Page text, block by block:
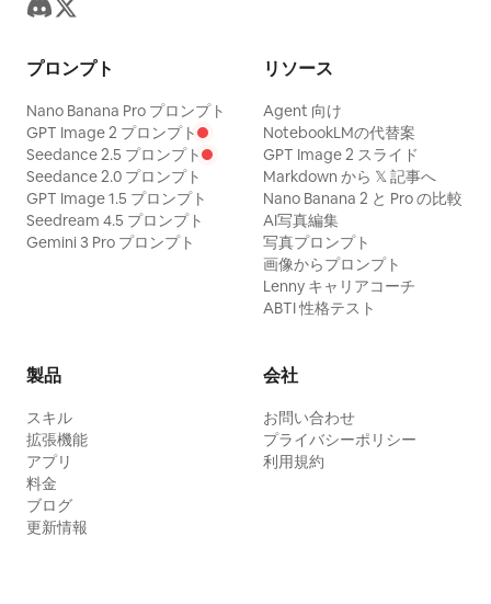
プロンプト
Nano Banana Pro プロンプト
GPT Image 2 プロンプト
Seedance 2.5 プロンプト
Seedance 2.0 プロンプト
GPT Image 1.5 プロンプト
Seedream 4.5 プロンプト
Gemini 3 Pro プロンプト
リソース
Agent 向け
NotebookLMの代替案
GPT Image 2 スライド
Markdown から 𝕏 記事へ
Nano Banana 2 と Pro の比較
AI写真編集
写真プロンプト
画像からプロンプト
Lenny キャリアコーチ
ABTI 性格テスト
製品
スキル
拡張機能
アプリ
料金
ブログ
更新情報
会社
お問い合わせ
プライバシーポリシー
利用規約